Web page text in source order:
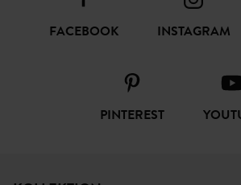
FACEBOOK INSTAGRAM
PINTEREST